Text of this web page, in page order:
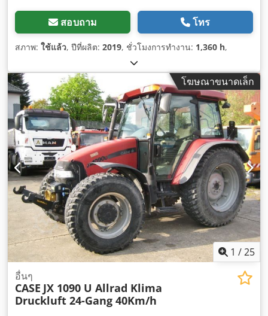
สอบถาม โทร
สภาพ: ใช้แล้ว, ปีที่ผลิต: 2019, ชั่วโมงการทำงาน: 1,360 h,
โฆษณาขนาดเล็ก
1 /25
อื่นๆ
CASE JX 1090 U Allrad Klima
Druckluft 24-Gang 40Km/h